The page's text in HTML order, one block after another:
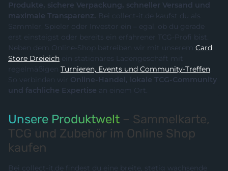
Produkte, sichere Verpackung, schneller Versand und
maximale Transparenz. Bei collect-it.de kaufst du als
Sammler, Spieler oder Investor ein – egal, ob du gerade
erst einsteigst oder bereits ein erfahrener TCG-Profi bist.
Neben dem Online-Shop betreiben wir mit unserem Card
Store Dreieich ein stationäres Ladengeschäft mit
regelmäßigen
Turnieren, Events und Community-Treffen.
So verbinden wir Online-Handel, lokale TCG-Community
und fachliche Expertise an einem Ort.
Unsere Produktwelt – Sammelkarte,
TCG und Zubehör im Online Shop
kaufen
Bei collect-it.de findest du eine breite, stetig wachsende